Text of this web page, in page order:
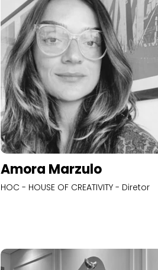
Amora Marzulo
HOC - HOUSE OF CREATIVITY - Diretor